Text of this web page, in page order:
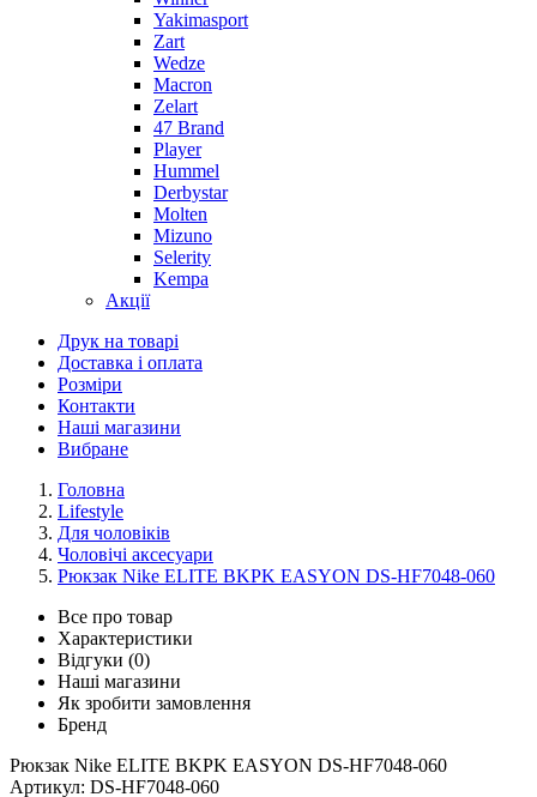
Yakimasport
Zart
Wedze
Macron
Zelart
47 Brand
Player
Hummel
Derbystar
Molten
Mizuno
Selerity
Kempa
Акції
Друк на товарі
Доставка і оплата
Розміри
Контакти
Наші магазини
Вибране
Головна
Lifestyle
Для чоловіків
Чоловічі аксесуари
Рюкзак Nike ELITE BKPK EASYON DS-HF7048-060
Все про товар
Характеристики
Відгуки (0)
Наші магазини
Як зробити замовлення
Бренд
Рюкзак Nike ELITE BKPK EASYON DS-HF7048-060
Артикул: DS-HF7048-060